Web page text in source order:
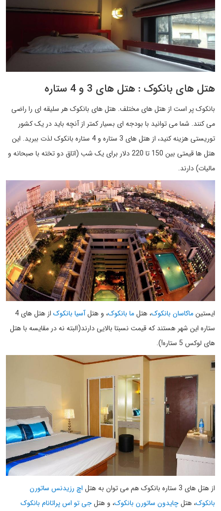
هتل های بانکوک : هتل های 3 و 4 ستاره
بانکوک پر است از هتل های مختلف. هتل های بانکوک هر سلیقه ای را راضی
می کنند. شما می توانید با بودجه ای بسیار کمتر از آنچه باید در یک کشور
توریستی هزینه کنید، از هتل های 3 ستاره و 4 ستاره بانکوک لذت ببرید. این
هتل ها قیمتی بین 150 تا 220 دلار برای یک شب (اتاق دو تخته با صبحانه و
مالیات) دارند.
ایستینماکاسان بانکوک، هتلما بانکوک، و هتلآسیا بانکوک
از هتل های 4
ستاره این شهر هستند که قیمت نسبتا بالایی دارند(البته نه در مقایسه با هتل
های لوکس 5 ستاره!).
از هتل های 3 ستاره بانکوک هم می توان به هتل
اچ رزیدنس ساتورن
بانکوک، هتلچایدون ساتورن بانکوک، و هتلجی تو اس پراتانام بانکوک